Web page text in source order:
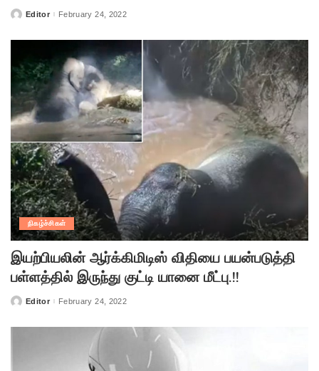
PostedEditor February 24, 2022
நிகழ்ச்சிகள்
இயற்பியலின் ஆர்க்கிமிடிஸ் விதியை பயன்படுத்தி
பள்ளத்தில் இருந்து குட்டி யானை மீட்பு.!!
PostedEditor February 24, 2022